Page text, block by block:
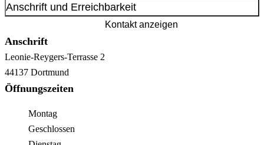
Anschrift und Erreichbarkeit
Kontakt anzeigen
Anschrift
Leonie-Reygers-Terrasse 2
44137 Dortmund
Öffnungszeiten
Montag
Geschlossen